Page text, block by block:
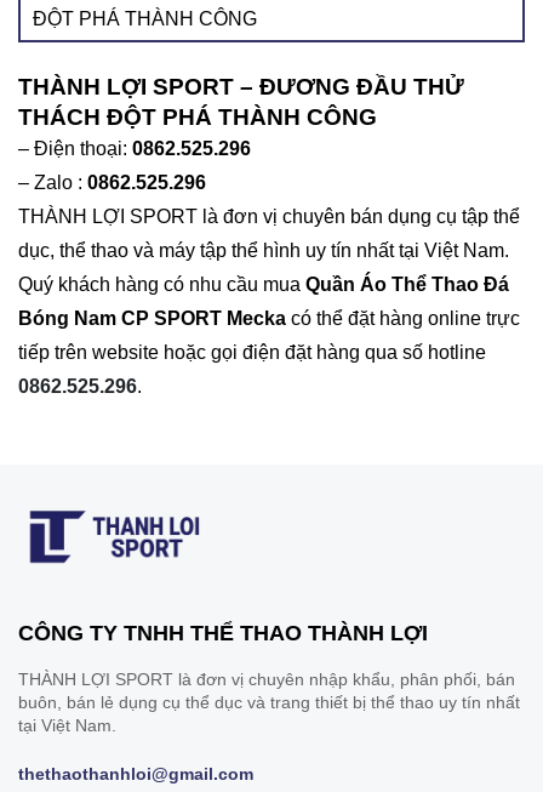
ĐỘT PHÁ THÀNH CÔNG
THÀNH LỢI SPORT – ĐƯƠNG ĐẦU THỬ
THÁCH ĐỘT PHÁ THÀNH CÔNG
– Điện thoại: 0862.525.296
– Zalo : 0862.525.296
THÀNH LỢI SPORT là đơn vị chuyên bán dụng cụ tập thể
dục, thể thao và máy tập thể hình uy tín nhất tại Việt Nam.
Quý khách hàng có nhu cầu mua Quần Áo Thể Thao Đá
Bóng Nam CP SPORT Mecka có thể đặt hàng online trực
tiếp trên website hoặc gọi điện đặt hàng qua số hotline
0862.525.296.
CÔNG TY TNHH THỂ THAO THÀNH LỢI
THÀNH LỢI SPORT là đơn vị chuyên nhập khẩu, phân phối, bán
buôn, bán lẻ dụng cụ thể dục và trang thiết bị thể thao uy tín nhất
tại Việt Nam.
thethaothanhloi@gmail.com